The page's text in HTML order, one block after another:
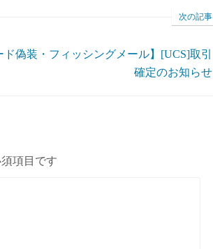
次の記事
ド偽装・フィッシングメール】[UCS]取引
確定のお知らせ
項目です